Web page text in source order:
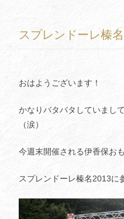
会社概要
スプレンドーレ榛
おはようございます！
かなりバタバタしていまし
（涙）
今週末開催される伊香保お
スプレンドーレ榛名2013に